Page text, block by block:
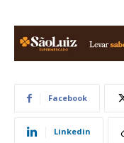
Facebook
Linkedin